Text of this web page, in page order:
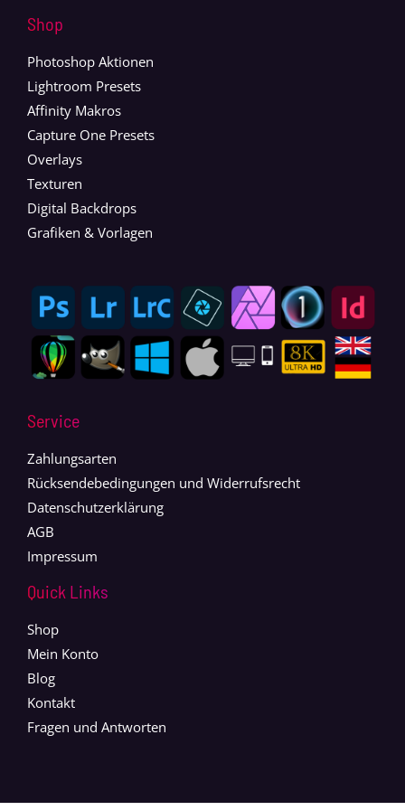
Shop
Photoshop Aktionen
Lightroom Presets
Affinity Makros
Capture One Presets
Overlays
Texturen
Digital Backdrops
Grafiken & Vorlagen
Service
Zahlungsarten
Rücksendebedingungen und Widerrufsrecht
Datenschutzerklärung
AGB
Impressum
Quick Links
Shop
Mein Konto
Blog
Kontakt
Fragen und Antworten